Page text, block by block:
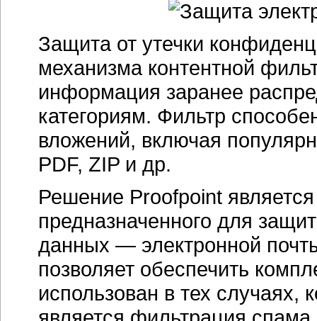
Защита от утечки
механизма контентной
информация заранее
категориям. Фильтр
вложений, включая
PDF, ZIP и др.
Решение Proofpoint
предназначенного для
данных — электронной
позволяет обеспечить
использован в тех случаях,